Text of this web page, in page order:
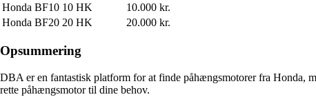
Honda BF10 10 HK
10.000 kr.
Honda BF20 20 HK 20.000 kr.
Opsummering
DBA er en fantastisk platform for at finde påhængsmotorer fra Honda,
rette påhængsmotor til dine behov.